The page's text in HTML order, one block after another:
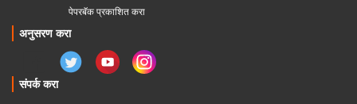
पेपरबॅक प्रकाशित करा
अनुसरण करा
संपर्क करा